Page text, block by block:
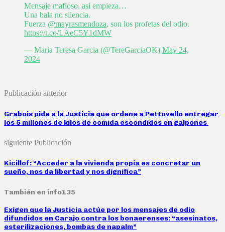
Mensaje mafioso, asi empieza…
Una bala no silencia.
Fuerza @mayrasmendoza, son los profetas del odio.
https://t.co/LAeC5Y1dMW
— Maria Teresa Garcia (@TereGarciaOK) May 24,
2024
Publicación anterior
Grabois pide a la Justicia que ordene a Pettovello entregar
los 5 millones de kilos de comida escondidos en galpones
siguiente Publicación
Kicillof: “Acceder a la vivienda propia es concretar un
sueño, nos da libertad y nos dignifica”
También en info135
Exigen que la Justicia actúe por los mensajes de odio
difundidos en Carajo contra los bonaerenses: “asesinatos,
esterilizaciones, bombas de napalm”